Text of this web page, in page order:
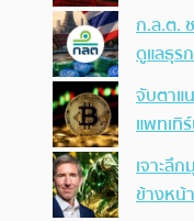
ก.ล.ต.
ดูแลธุร
จับตาแ
แพทเทิ
เจาะลึ
ข้างหน้